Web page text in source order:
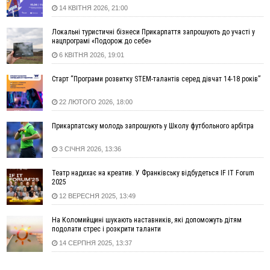
15:00
На Закарпатті викрили масштабну схему незаконного
14:31
«Багато питань буде знято». На громадських слуханнях в
Яремче обговорили, як вирішити питання джипінгу в
Карпатах
13:54
5 «тихих» хвороб, які виявляє профілактичне обстеження
13:30
ФОТО
нового руху
12:57
У Франківську зафіксували найбільшу спеку за всю історію
спостережень
12:24
Лікування наркоманії Київ: чому важливо розпочати
терапію якомога раніше
12:00
Франківця, який у Косові викрав за магазину понад 640
тисяч гривень у валюті, засудили до 5 років
11:50
Податкова передасть в Міноборони для "Оберегу" дані про
11:20
Водійка, яку на Сухомлинського побив інший керманич,
відмовилася від обвинувачення — справу закрили
14 КВІТНЯ 2026, 21:00
Локальні туристичні бізнеси Прикарпаття запрошують до участі у
нацпрограмі «Подорож до себе»
6 КВІТНЯ 2026, 19:01
Старт “Програми розвитку STEM-талантів серед дівчат 14-18 років”
22 ЛЮТОГО 2026, 18:00
Прикарпатську молодь запрошують у Школу футбольного арбітра
3 СІЧНЯ 2026, 13:36
Театр надихає на креатив. У Франківську відбудеться IF IT Forum
2025
12 ВЕРЕСНЯ 2025, 13:49
На Коломийщині шукають наставників, які допоможуть дітям
подолати стрес і розкрити таланти
14 СЕРПНЯ 2025, 13:37